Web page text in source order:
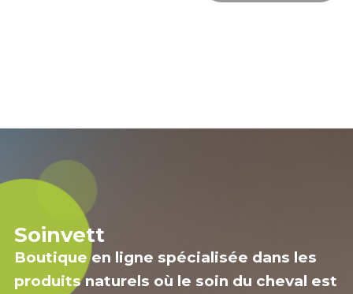
Soinvett
Boutique en ligne spécialisée dans les
produits naturels où le soin du cheval est